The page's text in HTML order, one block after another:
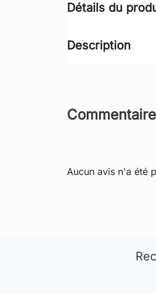
Détails du
Description
Aucun avis n'a été